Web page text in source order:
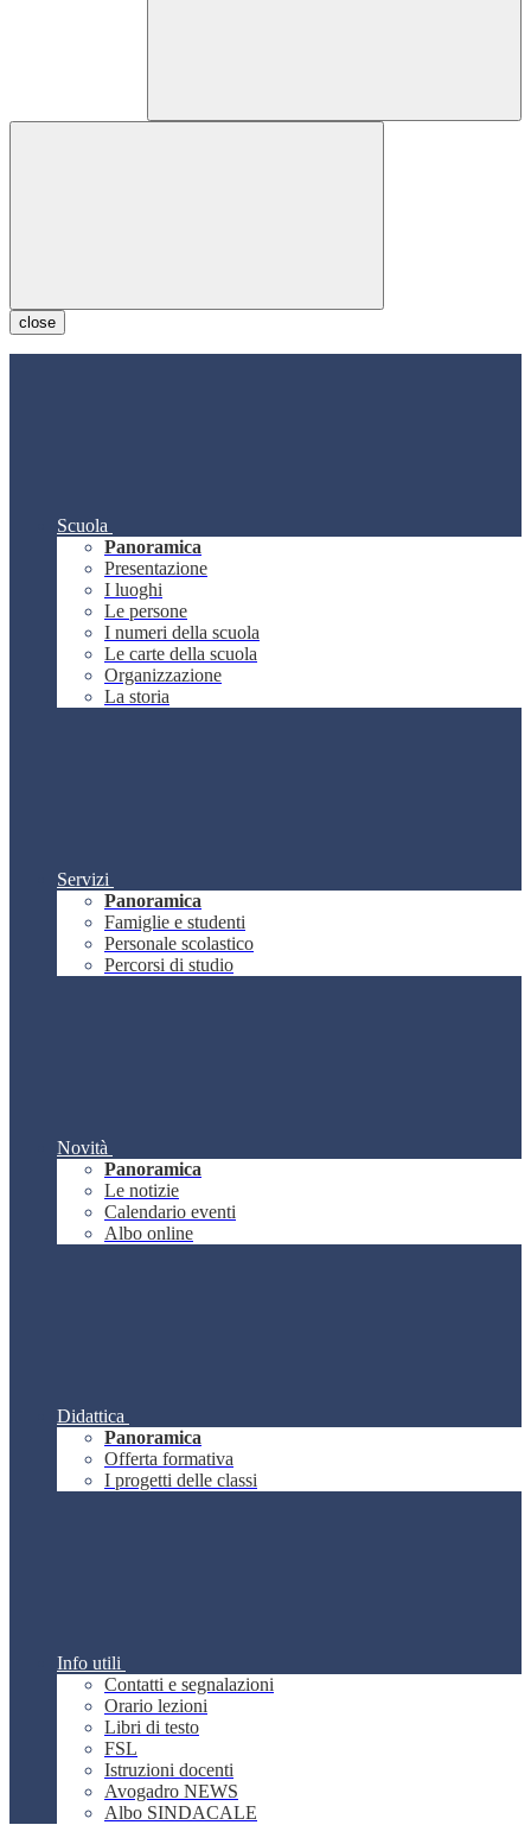
close
Scuola
Panoramica
Presentazione
I luoghi
Le persone
I numeri della scuola
Le carte della scuola
Organizzazione
La storia
Servizi
Panoramica
Famiglie e studenti
Personale scolastico
Percorsi di studio
Novità
Panoramica
Le notizie
Calendario eventi
Albo online
Didattica
Panoramica
Offerta formativa
I progetti delle classi
Info utili
Contatti e segnalazioni
Orario lezioni
Libri di testo
FSL
Istruzioni docenti
Avogadro NEWS
Albo SINDACALE